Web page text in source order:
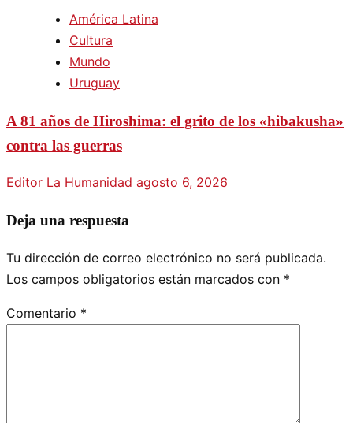
América Latina
Cultura
Mundo
Uruguay
A 81 años de Hiroshima: el grito de los «hibakusha»
contra las guerras
Editor La Humanidad agosto 6, 2026
Deja una respuesta
Tu dirección de correo electrónico no será publicada.
Los campos obligatorios están marcados con *
Comentario *